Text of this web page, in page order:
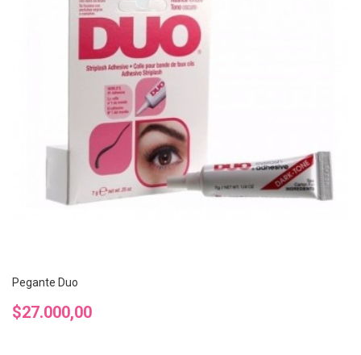
Pegante Duo
Precio
$27.000,00